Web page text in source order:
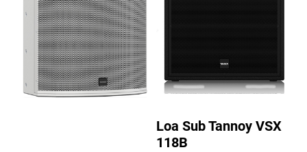
Loa Sub Tannoy VSX
118B